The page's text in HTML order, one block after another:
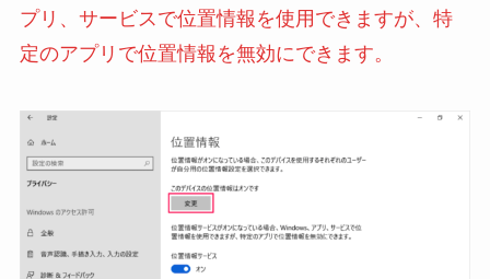
プリ、サービスで位置情報を使用できますが、特
定のアプリで位置情報を無効にできます。